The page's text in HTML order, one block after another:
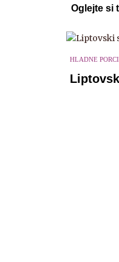
Oglejte si
HLADNE